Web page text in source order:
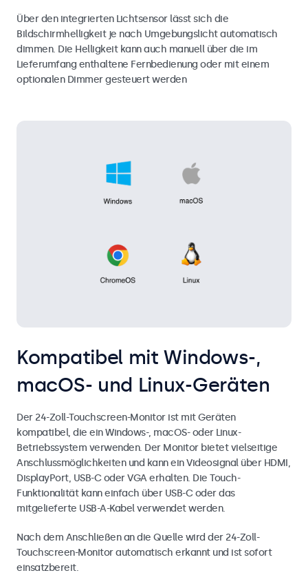
Über den integrierten Lichtsensor lässt sich die
Bildschirmhelligkeit je nach Umgebungslicht automatisch
dimmen. Die Helligkeit kann auch manuell über die im
Lieferumfang enthaltene Fernbedienung oder mit einem
optionalen Dimmer gesteuert werden
Kompatibel mit Windows-,
macOS- und Linux-Geräten
Der 24-Zoll-Touchscreen-Monitor ist mit Geräten
kompatibel, die ein Windows-, macOS- oder Linux-
Betriebssystem verwenden. Der Monitor bietet vielseitige
Anschlussmöglichkeiten und kann ein Videosignal über HDMI,
DisplayPort, USB-C oder VGA erhalten. Die Touch-
Funktionalität kann einfach über USB-C oder das
mitgelieferte USB-A-Kabel verwendet werden.
Nach dem Anschließen an die Quelle wird der 24-Zoll-
Touchscreen-Monitor automatisch erkannt und ist sofort
einsatzbereit.